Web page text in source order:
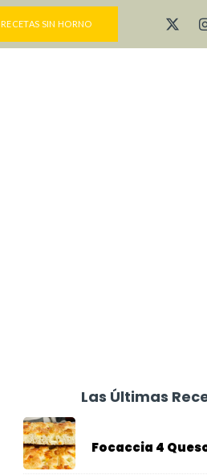
RECETAS SIN HORNO
Las Últimas
Focaccia 4